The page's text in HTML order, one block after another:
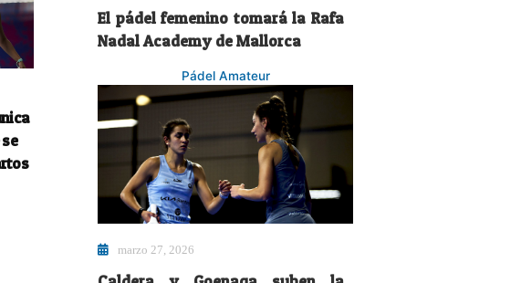
El pádel femenino tomará la Rafa
Nadal Academy de Mallorca
Pádel Amateur
marzo 27, 2026